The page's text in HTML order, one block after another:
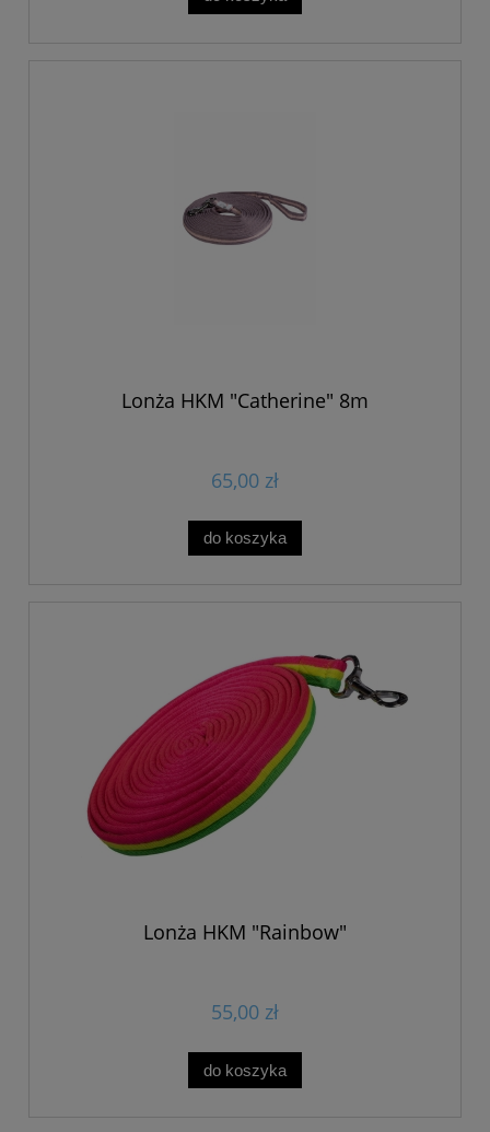
Lonża HKM "Catherine" 8m
65,00 zł
do koszyka
Lonża HKM "Rainbow"
55,00 zł
do koszyka